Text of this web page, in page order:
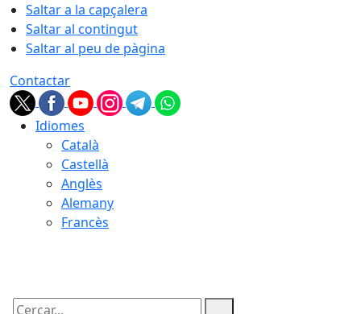
Saltar a la capçalera
Saltar al contingut
Saltar al peu de pàgina
Contactar
Idiomes
Català
Castellà
Anglès
Alemany
Francès